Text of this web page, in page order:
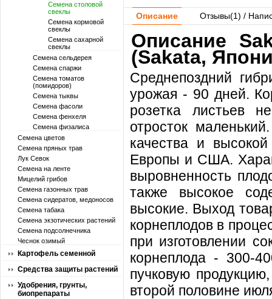
Семена столовой
свеклы
Семена кормовой
свеклы
Семена сахарной
свеклы
Семена сельдерея
Семена спаржи
Семена томатов
(помидоров)
Семена тыквы
Семена фасоли
Семена фенхеля
Семена физалиса
Семена цветов
Семена пряных трав
Лук Севок
Семена на ленте
Мицелий грибов
Семена газонных трав
Семена сидератов, медоносов
Семена табака
Семена экзотических растений
Семена подсолнечника
Чеснок озимый
Картофель семенной
Средства защиты растений
Удобрения, грунты,
биопрепараты
Описание Отзывы(1) /
Описание
(Sakata,
Среднепоздний
урожая - 90 дней.
розетка листьев
отросток
качества и
Европы и США.
выровненность
также высокое
высокие. Выход
корнеплодов в
при изготовлении
корнеплода - 300-
пучковую
второй половине